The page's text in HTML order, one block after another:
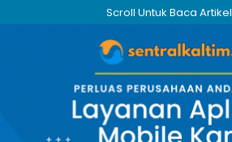
Scroll Untuk Baca Artikel